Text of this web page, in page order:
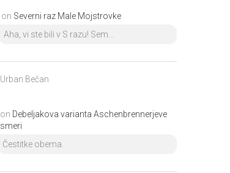
on Severni raz Male Mojstrovke
Aha, vi ste bili v S razu! Sem...
Urban Bečan
on Debeljakova varianta Aschenbrennerjeve
smeri
Čestitke obema.